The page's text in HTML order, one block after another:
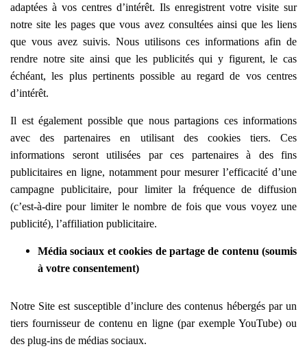
adaptées à vos centres d’intérêt. Ils enregistrent votre visite sur
notre site les pages que vous avez consultées ainsi que les liens
que vous avez suivis. Nous utilisons ces informations afin de
rendre notre site ainsi que les publicités qui y figurent, le cas
échéant, les plus pertinents possible au regard de vos centres
d’intérêt.
Il est également possible que nous partagions ces informations
avec des partenaires en utilisant des cookies tiers. Ces
informations seront utilisées par ces partenaires à des fins
publicitaires en ligne, notamment pour mesurer l’efficacité d’une
campagne publicitaire, pour limiter la fréquence de diffusion
(c’est-à-dire pour limiter le nombre de fois que vous voyez une
publicité), l’affiliation publicitaire.
Média sociaux et cookies de partage de contenu (soumis
à votre consentement)
Notre Site est susceptible d’inclure des contenus hébergés par un
tiers fournisseur de contenu en ligne (par exemple YouTube) ou
des plug-ins de médias sociaux.